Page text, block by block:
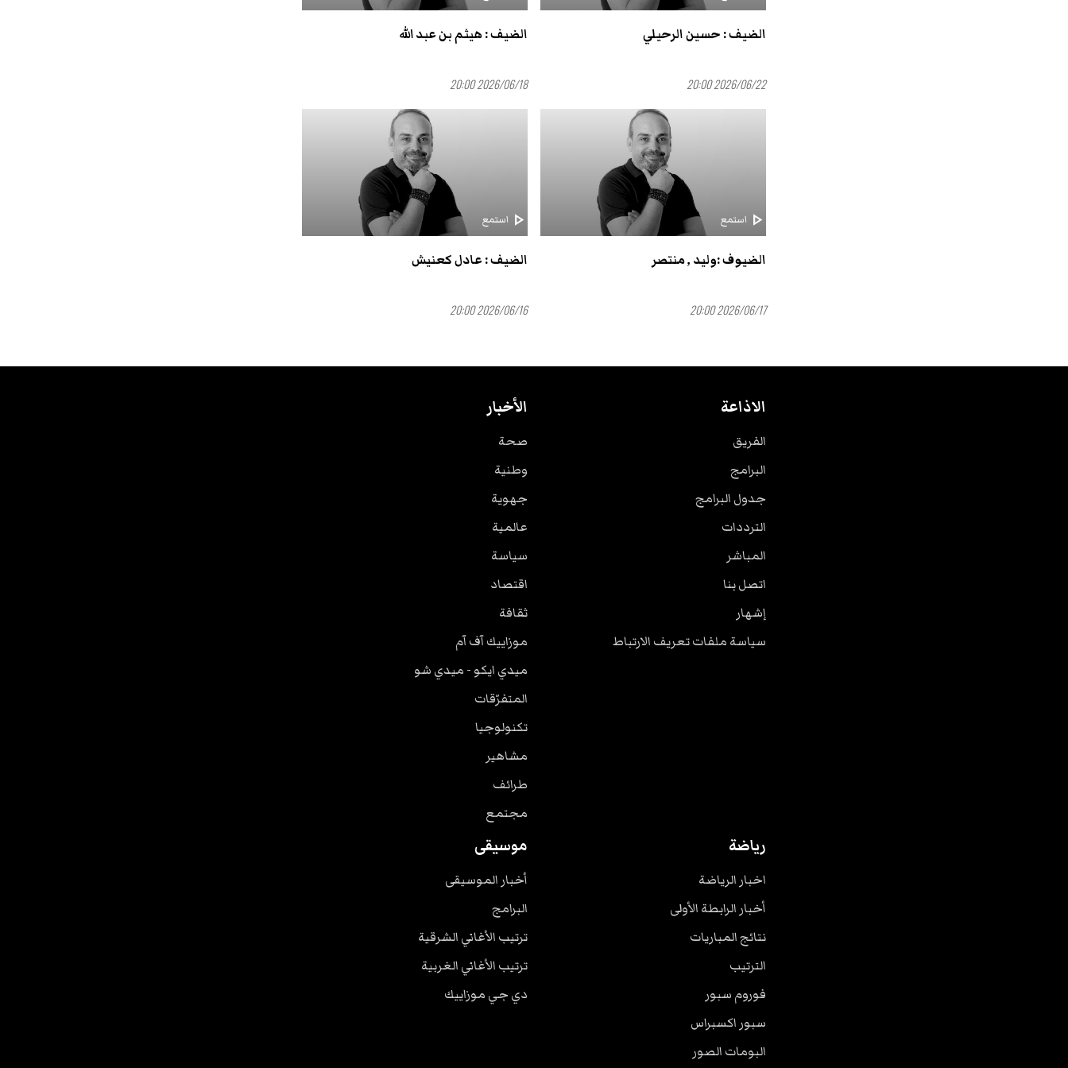
الضيف : حسين الرحيلي
2026/06/22 20:00
الضيف : هيثم بن عبد الله
2026/06/18 20:00
play_arrow استمع
الضيوف :وليد , منتصر
2026/06/17 20:00
play_arrow استمع
الضيف : عادل كعنيش
2026/06/16 20:00
الاذاعة
الفريق
البرامج
جدول البرامج
الترددات
المباشر
اتصل بنا
إشهار
سياسة ملفات تعريف الارتباط
الأخبار
صحة
وطنية
جهوية
عالمية
سياسة
اقتصاد
ثقافة
موزاييك آف آم
ميدي ايكو - ميدي شو
المتفرّقات
تكنولوجيا
مشاهير
طرائف
مجتمع
رياضة
اخبار الرياضة
أخبار الرابطة الأولى
نتائج المباريات
الترتيب
فوروم سبور
سبور اكسبراس
البومات الصور
موسيقى
أخبار الموسيقى
البرامج
ترتيب الأغاني الشرقية
ترتيب الأغاني الغربية
دي جي موزاييك